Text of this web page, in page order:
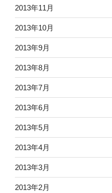
2013年11月
2013年10月
2013年9月
2013年8月
2013年7月
2013年6月
2013年5月
2013年4月
2013年3月
2013年2月